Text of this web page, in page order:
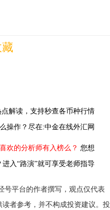
解读， 支持秒查各币种行情
操作？尽在:中金在线外汇网
欢的分析师有入榜么？ 您想
入“路演”就可享受老师指导
号平台的作者撰写，观点仅代表
者参考，并不构成投资建议。投